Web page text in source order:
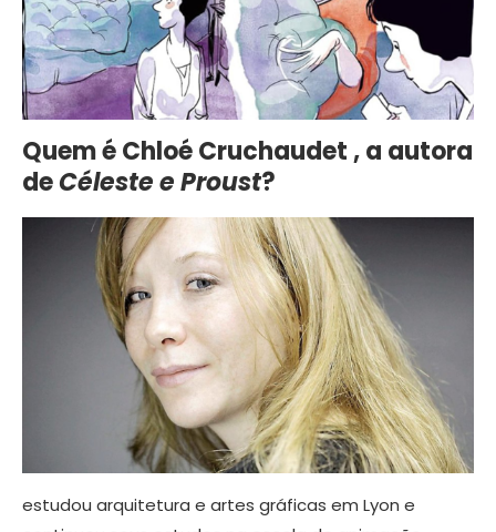
Quem éChloé Cruchaudet, a autora
deCéleste e Proust?
estudou arquitetura e artes gráficas em Lyon e